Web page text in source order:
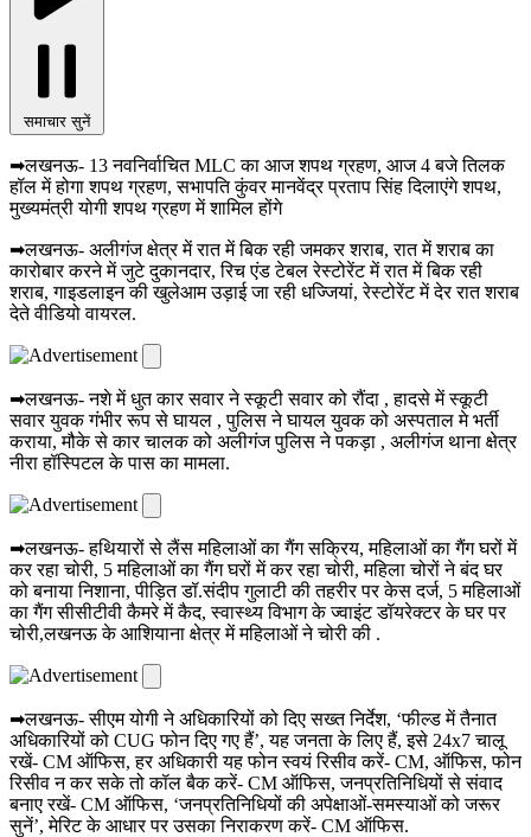
समाचार सुनें
➡लखनऊ- 13 नवनिर्वाचित MLC का आज शपथ ग्रहण, आज 4 बजे तिलक
हॉल में होगा शपथ ग्रहण, सभापति कुंवर मानवेंद्र प्रताप सिंह दिलाएंगे शपथ,
मुख्यमंत्री योगी शपथ ग्रहण में शामिल होंगे
➡लखनऊ- अलीगंज क्षेत्र में रात में बिक रही जमकर शराब, रात में शराब का
कारोबार करने में जुटे दुकानदार, रिच एंड टेबल रेस्टोरेंट में रात में बिक रही
शराब, गाइडलाइन की खुलेआम उड़ाई जा रही धज्जियां, रेस्टोरेंट में देर रात शराब
देते वीडियो वायरल.
➡लखनऊ- नशे में धुत कार सवार ने स्कूटी सवार को रौंदा , हादसे में स्कूटी
सवार युवक गंभीर रूप से घायल , पुलिस ने घायल युवक को अस्पताल मे भर्ती
कराया, मौके से कार चालक को अलीगंज पुलिस ने पकड़ा , अलीगंज थाना क्षेत्र
नीरा हॉस्पिटल के पास का मामला.
➡लखनऊ- हथियारों से लैंस महिलाओं का गैंग सक्रिय, महिलाओं का गैंग घरों में
कर रहा चोरी, 5 महिलाओं का गैंग घरों में कर रहा चोरी, महिला चोरों ने बंद घर
को बनाया निशाना, पीड़ित डॉ.संदीप गुलाटी की तहरीर पर केस दर्ज, 5 महिलाओं
का गैंग सीसीटीवी कैमरे में कैद, स्वास्थ्य विभाग के ज्वाइंट डॉयरेक्टर के घर पर
चोरी,लखनऊ के आशियाना क्षेत्र में महिलाओं ने चोरी की .
➡लखनऊ- सीएम योगी ने अधिकारियों को दिए सख्त निर्देश, ‘फील्ड में तैनात
अधिकारियों को CUG फोन दिए गए हैं’, यह जनता के लिए हैं, इसे 24x7 चालू
रखें- CM ऑफिस, हर अधिकारी यह फोन स्वयं रिसीव करें- CM, ऑफिस, फोन
रिसीव न कर सके तो कॉल बैक करें- CM ऑफिस, जनप्रतिनिधियों से संवाद
बनाए रखें- CM ऑफिस, ‘जनप्रतिनिधियों की अपेक्षाओं-समस्याओं को जरूर
सुनें’, मेरिट के आधार पर उसका निराकरण करें- CM ऑफिस.